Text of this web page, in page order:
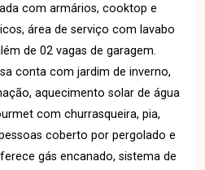
com armários, cooktop e
área de serviço com lavabo
de 02 vagas de garagem.
conta com jardim de inverno,
aquecimento solar de água
com churrasqueira, pia,
coberto por pergolado e
gás encanado, sistema de